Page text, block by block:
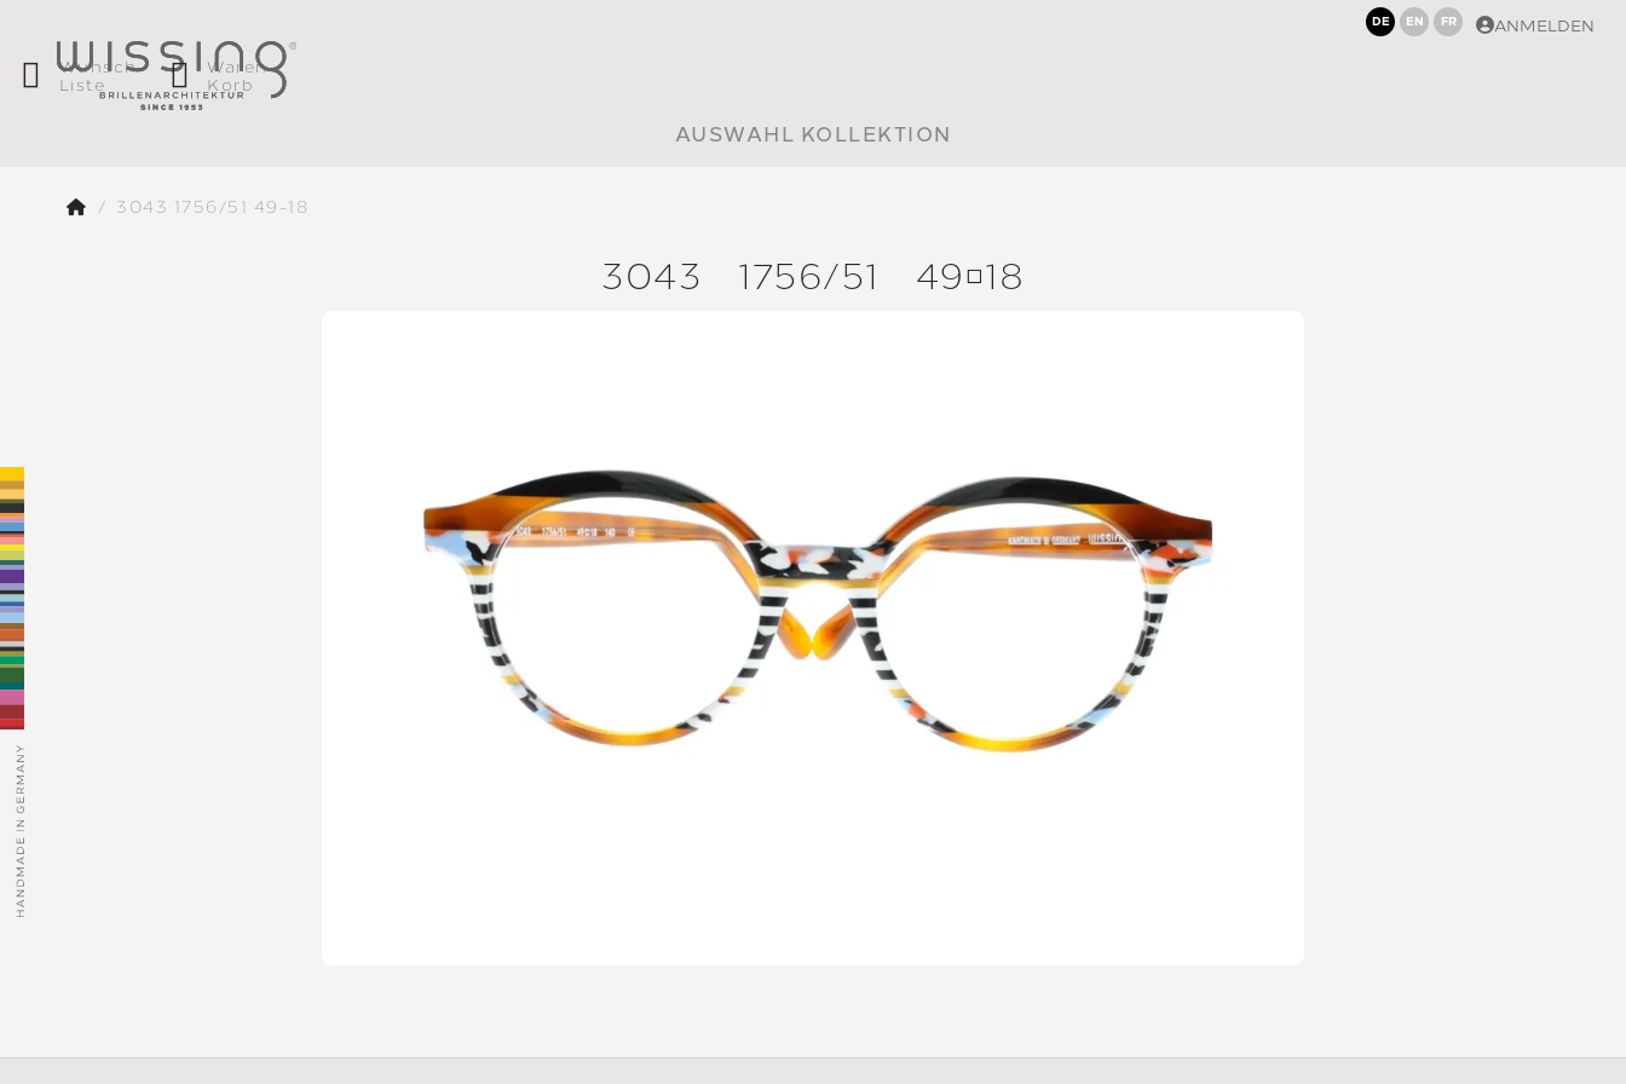
DE EN FR ANMELDEN
Wunsch
Liste
Waren
Korb
AUSWAHL KOLLEKTION
3043 1756/51 49-18
3043 1756/51 4918